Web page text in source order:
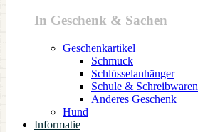
In Geschenk & Sachen
Geschenkartikel
Schmuck
Schlüsselanhänger
Schule & Schreibwaren
Anderes Geschenk
Hund
Informatie